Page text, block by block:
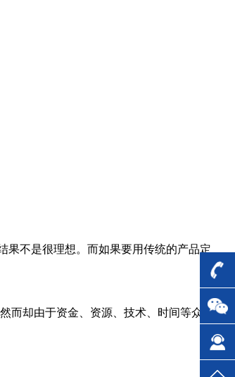
果不是很理想。而如果要用传统的产品定
却由于资金、资源、技术、时间等众